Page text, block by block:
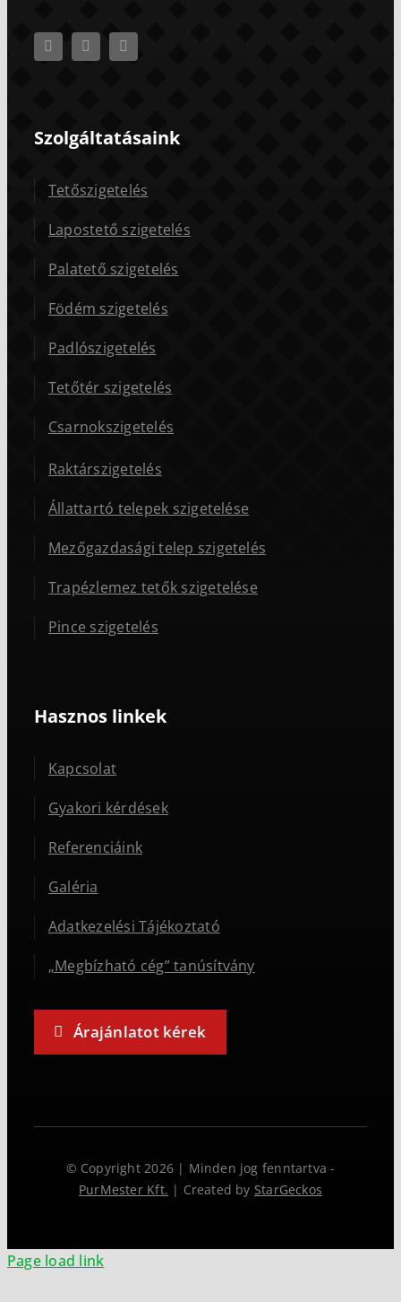
Szolgáltatásaink
Tetőszigetelés
Lapostető szigetelés
Palatető szigetelés
Födém szigetelés
Padlószigetelés
Tetőtér szigetelés
Csarnokszigetelés
Raktárszigetelés
Állattartó telepek szigetelése
Mezőgazdasági telep szigetelés
Trapézlemez tetők szigetelése
Pince szigetelés
Hasznos linkek
Kapcsolat
Gyakori kérdések
Referenciáink
Galéria
Adatkezelési Tájékoztató
„Megbízható cég” tanúsítvány
Árajánlatot kérek
© Copyright 2026 | Minden jog fenntartva -
PurMester Kft. | Created by StarGeckos
Page load link